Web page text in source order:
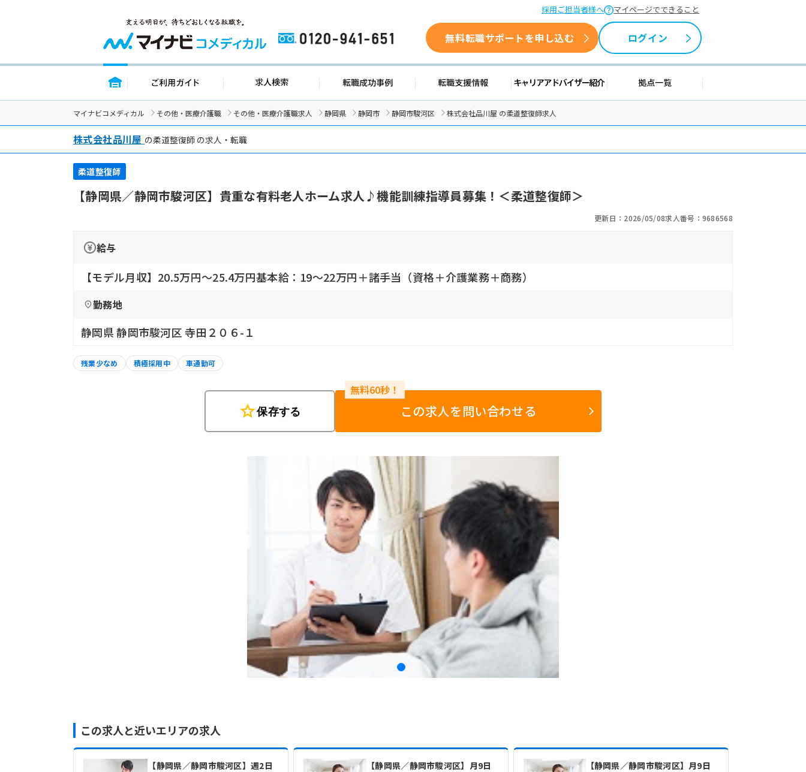
採用ご担当者様へ マイページでできること
0120-941-651 無料転職サポートを申し込む ログイン
トップページ ご利用ガイド 求人検索 転職成功事例 転職支援情報 キャリアアドバイザー紹介 拠点一覧
マイナビコメディカル その他・医療介護職 その他・医療介護職求人 静岡県 静岡市 静岡市駿河区 株式会社品川屋 の柔道整復師求人
株式会社品川屋 の柔道整復師 の求人・転職
柔道整復師
【静岡県／静岡市駿河区】貴重な有料老人ホーム求人♪機能訓練指導員募集！＜柔道整復師＞
更新日：2026/05/08求人番号：9686568
給与
【モデル月収】20.5万円〜25.4万円基本給：19～22万円＋諸手当（資格＋介護業務＋商務）
勤務地
静岡県 静岡市駿河区 寺田２０６-１
残業少なめ 積極採用中 車通勤可
star保存する この求人を問い合わせる
この求人と近いエリアの求人
【静岡県／静岡市駿河区】週2日
【静岡県／静岡市駿河区】月9日
【静岡県／静岡市駿河区】月9日